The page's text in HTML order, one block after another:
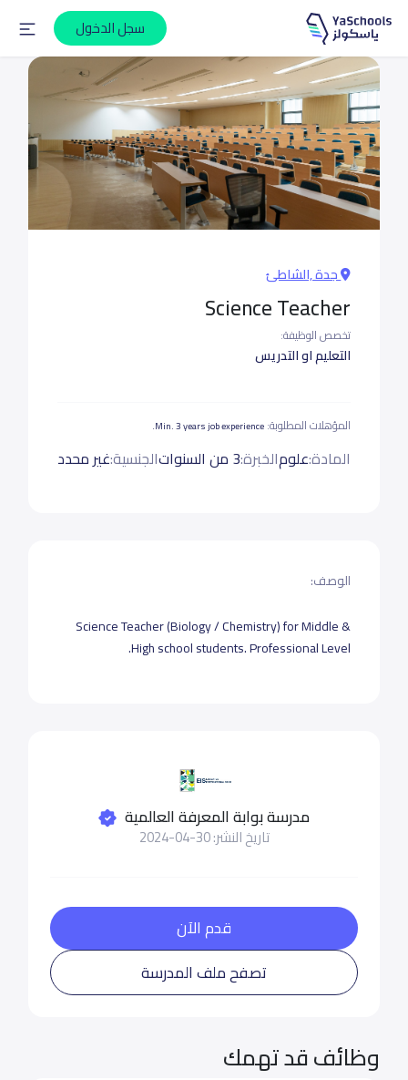
سجل الدخول
جدة ,الشاطئ
Science Teacher
تخصص الوظيفة:
التعليم او التدريس
المؤهلات المطلوبة: Min. 3 years job experience.
المادة:علومالخبرة:3 من السنوات الجنسية:غير محدد
الوصف:
Science Teacher (Biology / Chemistry) for Middle &
High school students. Professional Level.
مدرسة بوابة المعرفة العالمية
تاريخ النشر: 30-04-2024
قدم الآن
تصفح ملف المدرسة
وظائف قد تهمك